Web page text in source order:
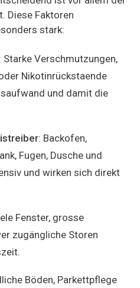
Diese Faktoren
stark:
: Starke Verschmutzungen,
Nikotinrückstaende
und damit die
: Backofen,
Fugen, Dusche und
und wirken sich direkt
Fenster, grosse
zugängliche Storen
Böden, Parkettpflege